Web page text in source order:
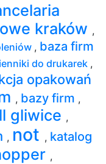
kraków ,
, baza firm
do drukarek ,
opakowań
, bazy firm ,
gliwice ,
, not , katalog
,